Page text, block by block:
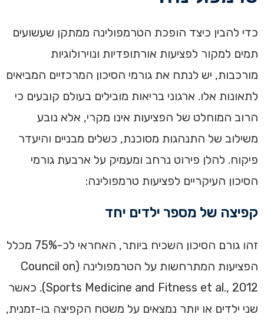
כדי להבין כיצד הופכת הטרמפולינה ממתקן שעשועים
תמים למקור לפציעות אורתופדיות ונוירולוגיות
מורכבות, יש לנתח את גורמי הסיכון המרכזיים המביאים
לתאונות אלו. ארגוני בריאות מובילים בעולם קובעים כי
הרוב המוחלט של הפציעות אינו מקרי, אלא נובע
משילוב של התנהגות מסוכנת, כשלים מבניים והיעדר
פיקוח. להלן פירוט נרחב ומעמיק על ארבעת גורמי
הסיכון העיקריים לפציעות טרמפולינה:
קפיצה של מספר ילדים יחד
זהו גורם הסיכון השכיח ביותר, האחראי לכ-75% מכלל
הפציעות המתרחשות על הטרמפולינה (Council on
Sports Medicine and Fitness et al., 2012). כאשר
שני ילדים או יותר נמצאים על משטח הקפיצה בו-זמנית,